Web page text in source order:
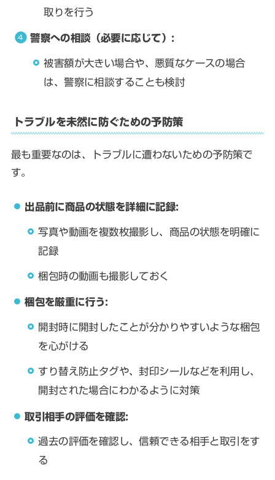
取りを行う
警察への相談（必要に応じて）:
被害額が大きい場合や、悪質なケースの場合
は、警察に相談することも検討
トラブルを未然に防ぐための予防策
最も重要なのは、トラブルに遭わないための予防策で
す。
出品前に商品の状態を詳細に記録:
写真や動画を複数枚撮影し、商品の状態を明確に
記録
梱包時の動画も撮影しておく
梱包を厳重に行う:
開封時に開封したことが分かりやすいような梱包
を心がける
すり替え防止タグや、封印シールなどを利用し、
開封された場合にわかるように対策
取引相手の評価を確認:
過去の評価を確認し、信頼できる相手と取引をす
る